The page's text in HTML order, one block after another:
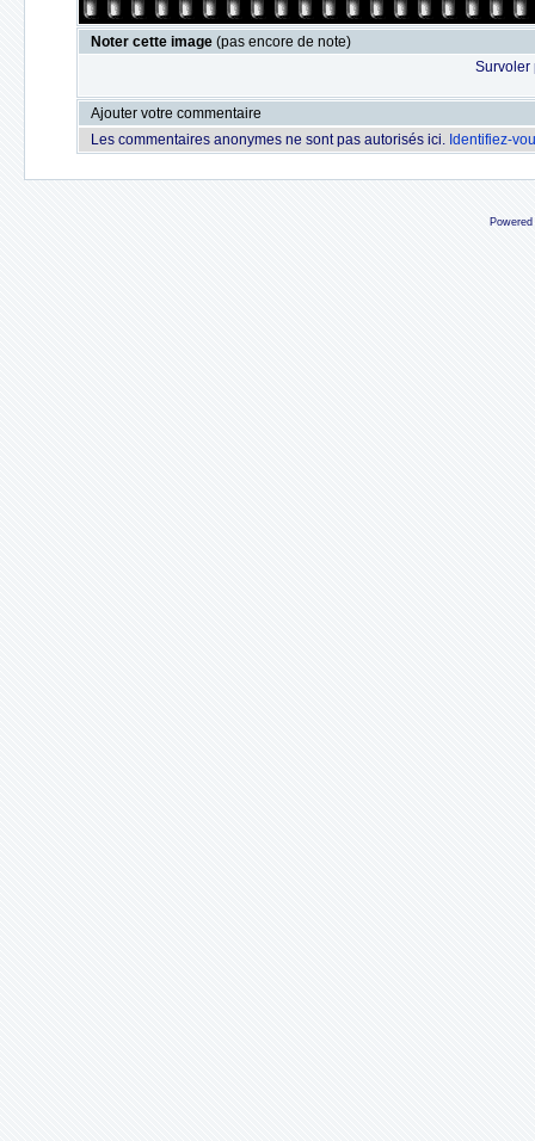
Noter cette image (pas encore de note)
Survoler
Ajouter votre commentaire
Les commentaires anonymes ne sont pas autorisés ici. Identifiez-